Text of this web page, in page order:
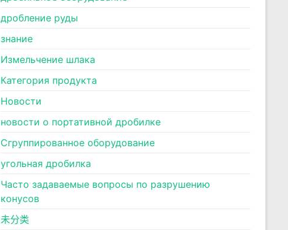
дробление руды
знание
Измельчение шлака
Категория продукта
Новости
новости о портативной дробилке
Сгруппированное оборудование
угольная дробилка
Часто задаваемые вопросы по разрушению
конусов
未分类